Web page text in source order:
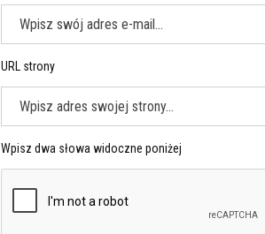
URL strony
Wpisz dwa słowa widoczne poniżej